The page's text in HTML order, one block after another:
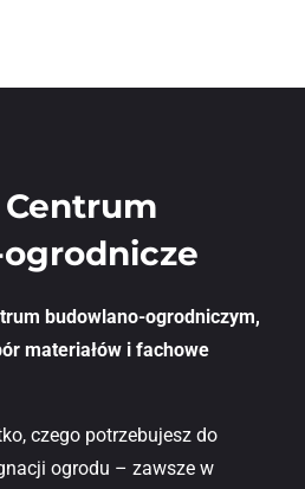
budowlano-ogrodniczym,
materiałów i fachowe
czego potrzebujesz do
ogrodu – zawsze w